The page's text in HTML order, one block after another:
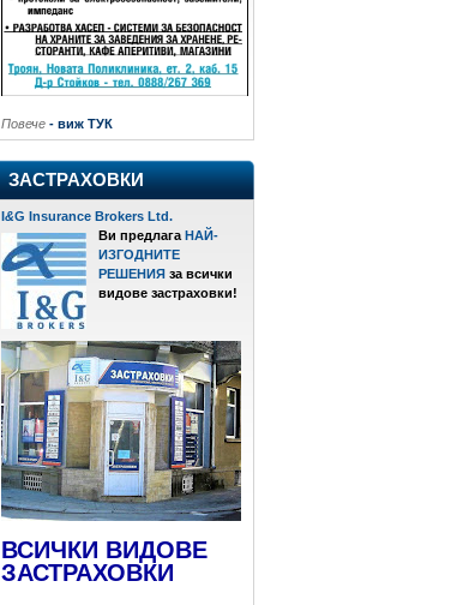
Повече - виж ТУК
ЗАСТРАХОВКИ
I&G Insurance Brokers Ltd.
Ви предлага НАЙ-
ИЗГОДНИТЕ
РЕШЕНИЯ за всички
видове застраховки!
ВСИЧКИ ВИДОВЕ
ЗАСТРАХОВКИ